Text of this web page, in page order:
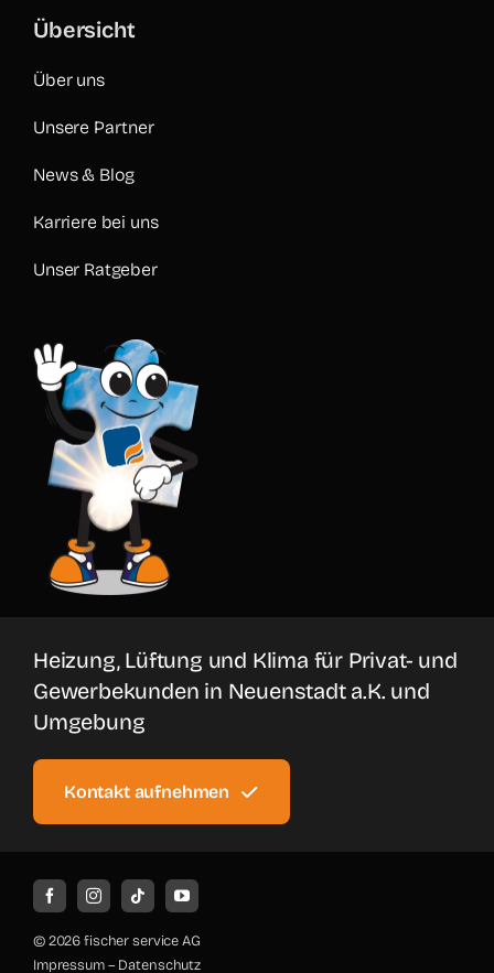
Übersicht
Über uns
Unsere Partner
News & Blog
Karriere bei uns
Unser Ratgeber
Heizung, Lüftung und Klima für Privat- und
Gewerbekunden in Neuenstadt a.K. und
Umgebung
Kontakt aufnehmen
© 2026 fischer service AG
Impressum– Datenschutz